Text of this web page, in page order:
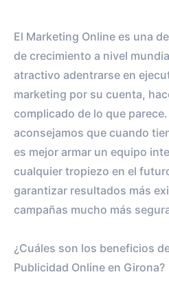
El Marketing Online es una
de crecimiento a nivel
atractivo adentrarse en
marketing por su cuenta,
complicado de lo que
aconsejamos que cuando
es mejor armar un equipo
cualquier tropiezo en el
garantizar resultados más
campañas mucho más
¿Cuáles son los beneficios
Publicidad Online en Girona?